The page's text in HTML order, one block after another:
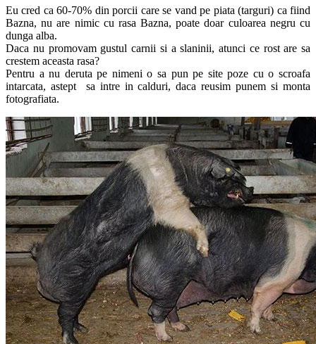
Eu cred ca 60-70% din porcii care se vand pe piata (targuri) ca fiind
Bazna, nu are nimic cu rasa Bazna, poate doar culoarea negru cu
dunga alba.
Daca nu promovam gustul carnii si a slaninii, atunci ce rost are sa
crestem aceasta rasa?
Pentru a nu deruta pe nimeni o sa pun pe site poze cu o scroafa
intarcata, astept sa intre in calduri, daca reusim punem si monta
fotografiata.